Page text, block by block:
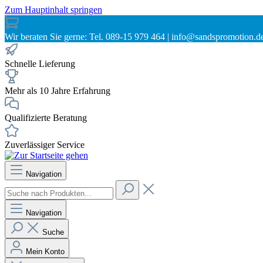
Zum Hauptinhalt springen
Wir beraten Sie gerne: Tel. 089-15 979 464 |
Schnelle Lieferung
Mehr als 10 Jahre Erfahrung
Qualifizierte Beratung
Zuverlässiger Service
Navigation
Navigation
Suche
Mein Konto